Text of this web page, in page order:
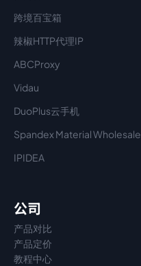
跨境百宝箱
辣椒HTTP代理IP
ABCProxy
Vidau
DuoPlus云手机
Spandex Material Wholesale​
IPIDEA
公司
产品对比
产品定价
教程中心